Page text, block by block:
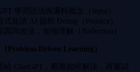
學習語法與邏輯概念（Input）
並請 AI 協助 Debug（Practice）
因與改法，加強理解（Reflection）
Problem-Driven Learning）
給 ChatGPT，觀察如何解決，再嘗試